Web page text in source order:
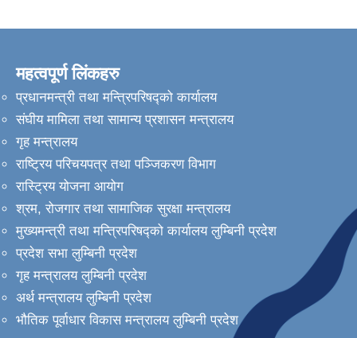
महत्वपूर्ण लिंकहरु
प्रधानमन्त्री तथा मन्त्रिपरिषद्को कार्यालय
संघीय मामिला तथा सामान्य प्रशासन मन्त्रालय
गृह मन्त्रालय
राष्ट्रिय परिचयपत्र तथा पञ्जिकरण विभाग
रास्ट्रिय योजना आयोग
श्रम, रोजगार तथा सामाजिक सुरक्षा मन्त्रालय
मुख्यमन्त्री तथा मन्त्रिपरिषद्को कार्यालय लुम्बिनी प्रदेश
प्रदेश सभा लुम्बिनी प्रदेश
गृह मन्त्रालय लुम्बिनी प्रदेश
अर्थ मन्त्रालय लुम्बिनी प्रदेश
भौतिक पूर्वाधार विकास मन्त्रालय लुम्बिनी प्रदेश